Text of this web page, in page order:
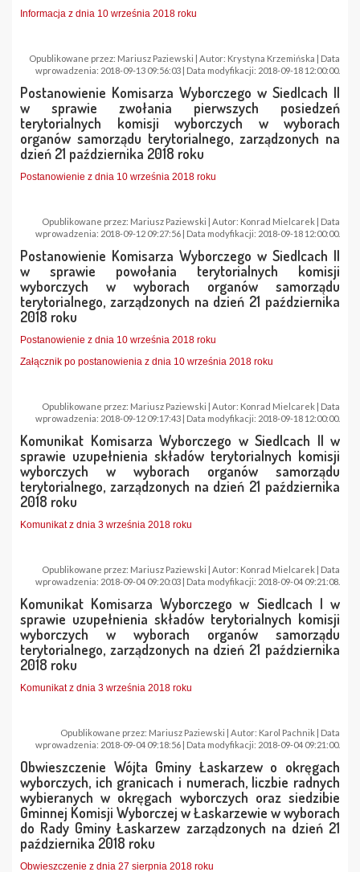
Informacja z dnia 10 września 2018 roku
Opublikowane przez: Mariusz Paziewski | Autor: Krystyna Krzemińska | Data
wprowadzenia: 2018-09-13 09:56:03 | Data modyfikacji: 2018-09-18 12:00:00.
Postanowienie Komisarza Wyborczego w Siedlcach II
w sprawie zwołania pierwszych posiedzeń
terytorialnych komisji wyborczych w wyborach
organów samorządu terytorialnego, zarządzonych na
dzień 21 października 2018 roku
Postanowienie z dnia 10 września 2018 roku
Opublikowane przez: Mariusz Paziewski | Autor: Konrad Mielcarek | Data
wprowadzenia: 2018-09-12 09:27:56 | Data modyfikacji: 2018-09-18 12:00:00.
Postanowienie Komisarza Wyborczego w Siedlcach II
w sprawie powołania terytorialnych komisji
wyborczych w wyborach organów samorządu
terytorialnego, zarządzonych na dzień 21 października
2018 roku
Postanowienie z dnia 10 września 2018 roku
Załącznik po postanowienia z dnia 10 września 2018 roku
Opublikowane przez: Mariusz Paziewski | Autor: Konrad Mielcarek | Data
wprowadzenia: 2018-09-12 09:17:43 | Data modyfikacji: 2018-09-18 12:00:00.
Komunikat Komisarza Wyborczego w Siedlcach II w
sprawie uzupełnienia składów terytorialnych komisji
wyborczych w wyborach organów samorządu
terytorialnego, zarządzonych na dzień 21 października
2018 roku
Komunikat z dnia 3 września 2018 roku
Opublikowane przez: Mariusz Paziewski | Autor: Konrad Mielcarek | Data
wprowadzenia: 2018-09-04 09:20:03 | Data modyfikacji: 2018-09-04 09:21:08.
Komunikat Komisarza Wyborczego w Siedlcach I w
sprawie uzupełnienia składów terytorialnych komisji
wyborczych w wyborach organów samorządu
terytorialnego, zarządzonych na dzień 21 października
2018 roku
Komunikat z dnia 3 września 2018 roku
Opublikowane przez: Mariusz Paziewski | Autor: Karol Pachnik | Data
wprowadzenia: 2018-09-04 09:18:56 | Data modyfikacji: 2018-09-04 09:21:00.
Obwieszczenie Wójta Gminy Łaskarzew o okręgach
wyborczych, ich granicach i numerach, liczbie radnych
wybieranych w okręgach wyborczych oraz siedzibie
Gminnej Komisji Wyborczej w Łaskarzewie w wyborach
do Rady Gminy Łaskarzew zarządzonych na dzień 21
października 2018 roku
Obwieszczenie z dnia 27 sierpnia 2018 roku